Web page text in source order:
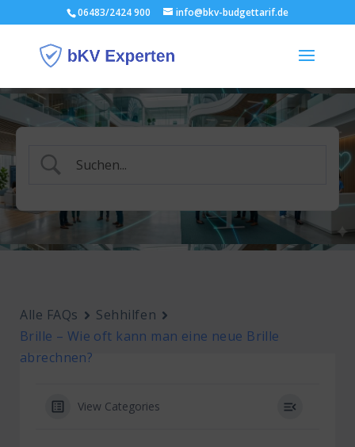
06483/2424 900 info@bkv-budgettarif.de
Alle FAQs
Sehhilfen
Brille – Wie oft kann man eine neue Brille
abrechnen?
View Categories